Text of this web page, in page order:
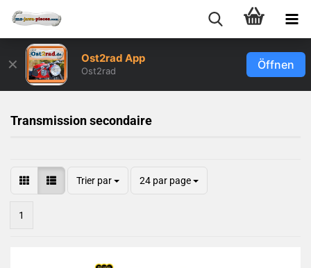
✕ Ost2rad App
Ost2rad Öffnen
Transmission secondaire
Trier par 24 par page
1